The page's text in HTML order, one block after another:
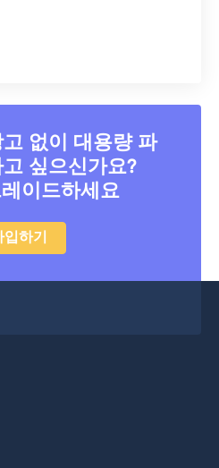
없이 대용량 파
싶으신가요?
이드하세요
입하기